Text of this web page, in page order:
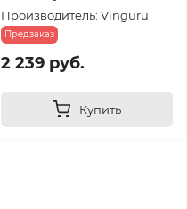
Производитель: Vinguru
Предзаказ
2 239 руб.
Купить